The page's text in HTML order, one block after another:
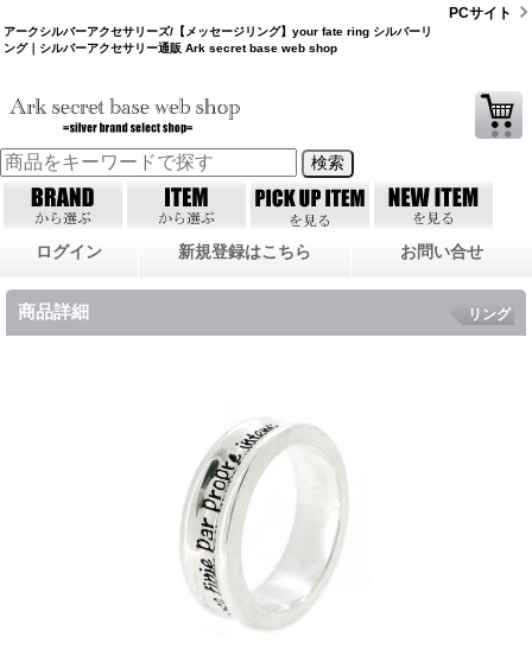
アークシルバーアクセサリーズ/【メッセージリング】your fate ring シルバーリ
ング｜シルバーアクセサリー通販 Ark secret base web shop
PCサイト
ログイン 新規登録はこちら お問い合せ
商品詳細 リング